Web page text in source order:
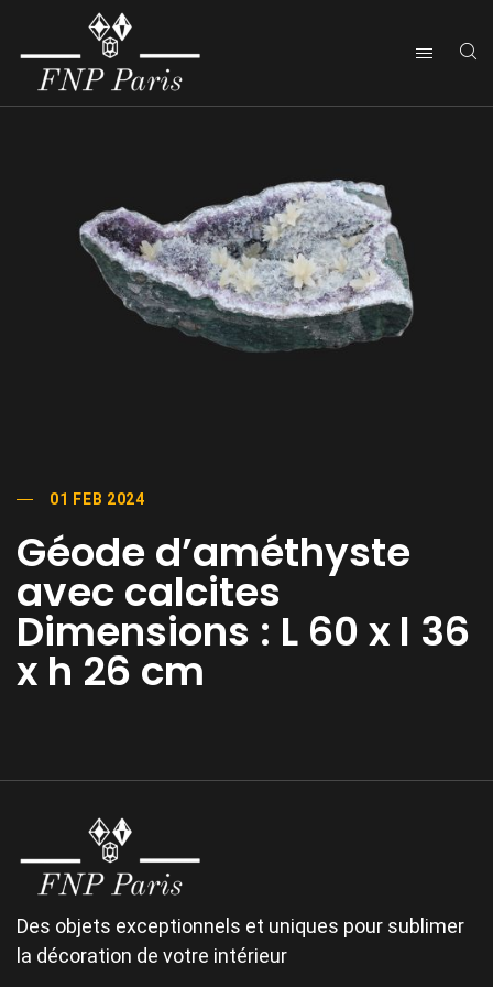
01 FEB 2024
Géode d’améthyste
avec calcites
Dimensions : L 60 x l 36
x h 26 cm
Des objets exceptionnels et uniques pour sublimer
la décoration de votre intérieur